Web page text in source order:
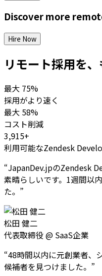
Discover more
Hire Now
リモート採用を
最大 75%
採用がより速く
最大 58%
コスト削減
3,915+
利用可能なZendesk
“JapanDev.jpのZendesk
素晴らしいです。1週間以
た。 ”
松田 健二
代表取締役 @ SaaS企業
“48時間以内に元創業者、
候補者を見つけました。 ”